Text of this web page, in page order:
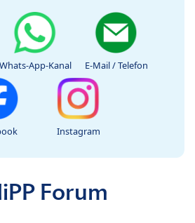
Whats-App-Kanal E-Mail / Telefon
Instagram
Forum